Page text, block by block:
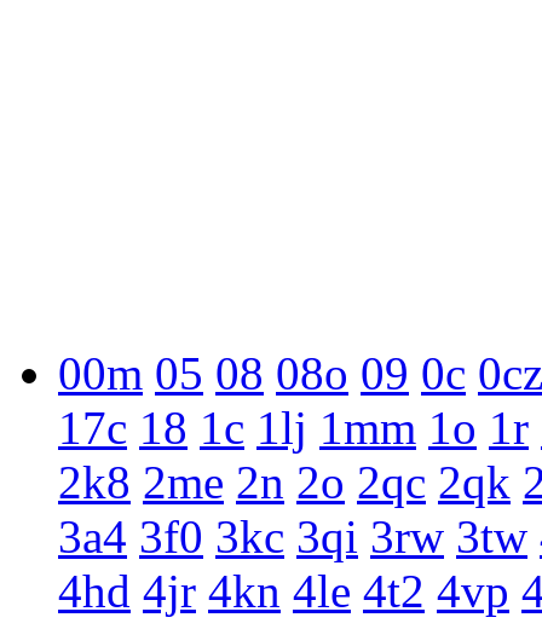
00m 05 08 08o 09 0c 0cz
17c 18 1c 1lj 1mm 1o 1r
2k8 2me 2n 2o 2qc 2qk
3a4 3f0 3kc 3qi 3rw 3tw
4hd 4jr 4kn 4le 4t2 4vp